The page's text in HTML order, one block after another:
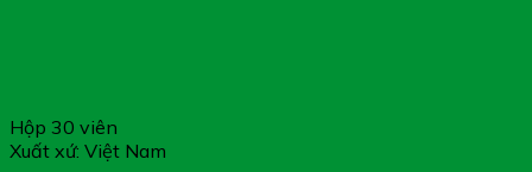
Hộp 30 viên
Xuất xứ: Việt Nam